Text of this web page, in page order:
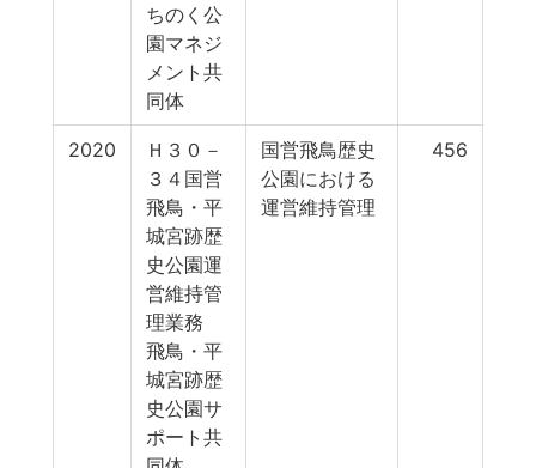
ちのく公
園マネジ
メント共
同体
2020
Ｈ３０－
３４国営
飛鳥・平
城宮跡歴
史公園運
営維持管
理業務
飛鳥・平
城宮跡歴
史公園サ
ポート共
国営飛鳥歴史
公園における
運営維持管理
456